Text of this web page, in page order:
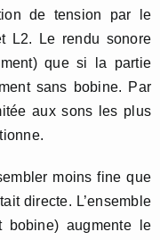
de tension par le
L2. Le rendu sonore
que si la partie
sans bobine. Par
aux sons les plus
moins fine que
directe. L’ensemble
bobine) augmente le